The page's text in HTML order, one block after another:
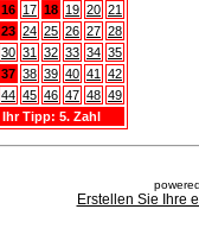
16 17 18 19 20 21
23 24 25 26 27 28
30 31 32 33 34 35
37 38 39 40 41
42
44 45 46 47 48 49
Ihr Tipp: 5. Zahl
Erstellen Sie Ihre